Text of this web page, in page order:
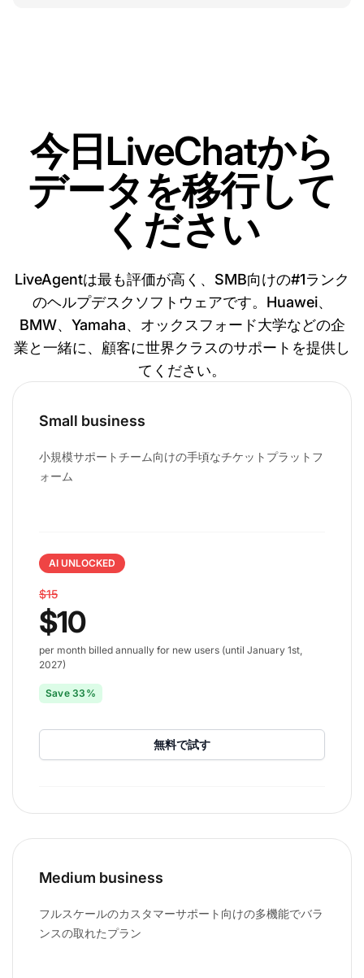
今日LiveChatから
データを移行して
ください
LiveAgentは最も評価が高く、SMB向けの#1ランク
のヘルプデスクソフトウェアです。Huawei、
BMW、Yamaha、オックスフォード大学などの企
業と一緒に、顧客に世界クラスのサポートを提供し
てください。
Small business
小規模サポートチーム向けの手頃なチケットプラットフ
ォーム
AI UNLOCKED
$15
$10
per month billed annually for new users (until January 1st,
2027)
Save 33%
無料で試す
Medium business
フルスケールのカスタマーサポート向けの多機能でバラ
ンスの取れたプラン